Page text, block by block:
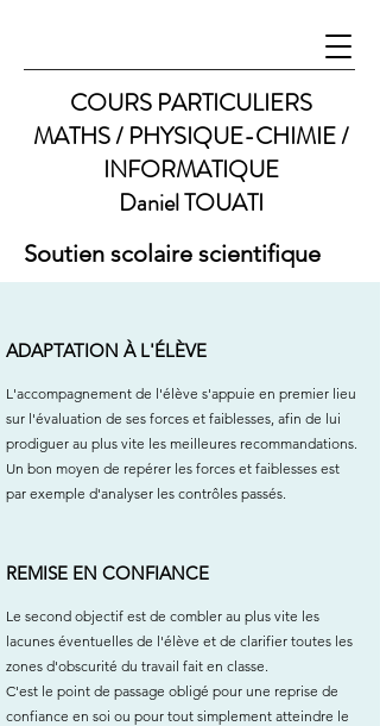
Soutien scolaire scientifique
COURS PARTICULIERS
MATHS / PHYSIQUE-CHIMIE /
INFORMATIQUE
Daniel TOUATI
ADAPTATION À L'ÉLÈVE
L'accompagnement de l'élève s'appuie en premier lieu
sur l'évaluation de ses forces et faiblesses, afin de lui
prodiguer au plus vite les meilleures recommandations.
Un bon moyen de repérer les forces et faiblesses est
par exemple d'analyser les contrôles passés.
REMISE EN CONFIANCE
Le second objectif est de combler au plus vite les
lacunes éventuelles de l'élève et de clarifier toutes les
zones d'obscurité du travail fait en classe.
C'est le point de passage obligé pour une reprise de
confiance en soi ou pour tout simplement atteindre le